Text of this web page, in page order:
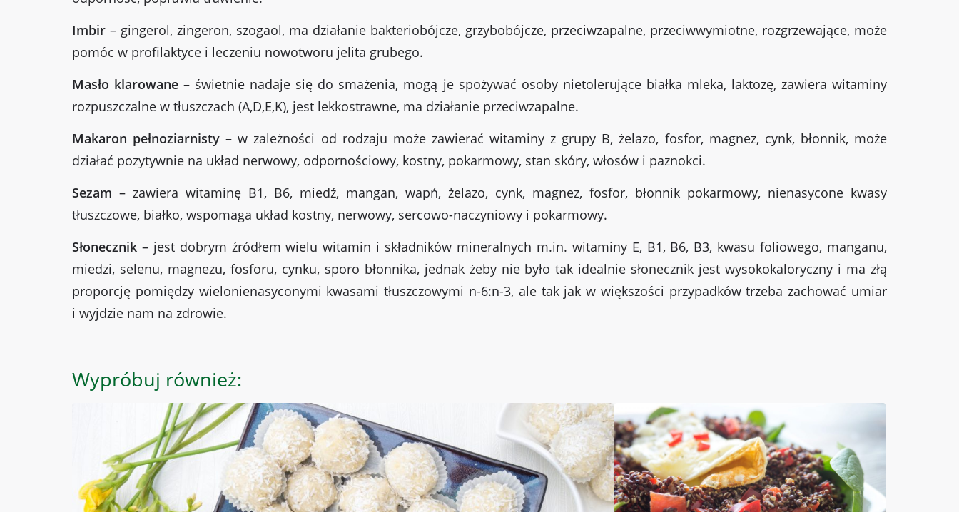
Imbir – gingerol, zingeron, szogaol, ma działanie bakteriobójcze, grzybobójcze, przeciwzapalne, przeciwwymiotne, rozgrzewające, może
pomóc w profilaktyce i leczeniu nowotworu jelita grubego.
Masło klarowane – świetnie nadaje się do smażenia, mogą je spożywać osoby nietolerujące białka mleka, laktozę, zawiera witaminy
rozpuszczalne w tłuszczach (A,D,E,K), jest lekkostrawne, ma działanie przeciwzapalne.
Makaron pełnoziarnisty – w zależności od rodzaju może zawierać witaminy z grupy B, żelazo, fosfor, magnez, cynk, błonnik, może
działać pozytywnie na układ nerwowy, odpornościowy, kostny, pokarmowy, stan skóry, włosów i paznokci.
Sezam – zawiera witaminę B1, B6, miedź, mangan, wapń, żelazo, cynk, magnez, fosfor, błonnik pokarmowy, nienasycone kwasy
tłuszczowe, białko, wspomaga układ kostny, nerwowy, sercowo-naczyniowy i pokarmowy.
Słonecznik – jest dobrym źródłem wielu witamin i składników mineralnych m.in. witaminy E, B1, B6, B3, kwasu foliowego, manganu,
miedzi, selenu, magnezu, fosforu, cynku, sporo błonnika, jednak żeby nie było tak idealnie słonecznik jest wysokokaloryczny i ma złą
proporcję pomiędzy wielonienasyconymi kwasami tłuszczowymi n-6:n-3, ale tak jak w większości przypadków trzeba zachować umiar
i wyjdzie nam na zdrowie.
Wypróbuj również: